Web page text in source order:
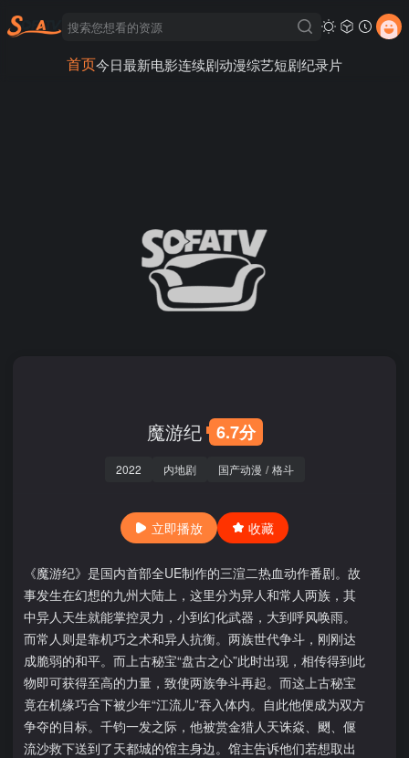
首页今日最新电影连续剧动漫综艺短剧纪录片
魔游纪 6.7分
2022 内地剧 国产动漫 / 格斗
立即播放 收藏
《魔游纪》是国内首部全UE制作的三渲二热血动作番剧。故
事发生在幻想的九州大陆上，这里分为异人和常人两族，其
中异人天生就能掌控灵力，小到幻化武器，大到呼风唤雨。
而常人则是靠机巧之术和异人抗衡。两族世代争斗，刚刚达
成脆弱的和平。而上古秘宝“盘古之心”此时出现，相传得到此
物即可获得至高的力量，致使两族争斗再起。而这上古秘宝
竟在机缘巧合下被少年“江流儿”吞入体内。自此他便成为双方
争夺的目标。千钧一发之际，他被赏金猎人天诛焱、颲、偃
流沙救下送到了天都城的馆主身边。馆主告诉他们若想取出